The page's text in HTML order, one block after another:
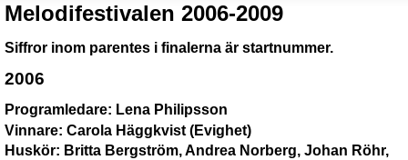
Melodifestivalen 2006-2009
Siffror inom parentes i finalerna är startnummer.
2006
Programledare: Lena Philipsson
Vinnare: Carola Häggkvist (Evighet)
Huskör: Britta Bergström, Andrea Norberg, Johan Röhr,